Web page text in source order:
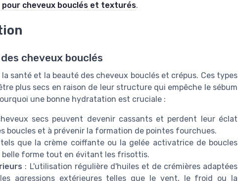
cheveux bouclés et texturés.
cheveux bouclés
santé et la beauté des cheveux bouclés et crépus. Ces types
plus secs en raison de leur structure qui empêche le sébum
une bonne hydratation est cruciale :
secs peuvent devenir cassants et perdent leur éclat
boucles et à prévenir la formation de pointes fourchues.
que la crème coiffante ou la gelée activatrice de boucles
forme tout en évitant les frisottis.
: L'utilisation régulière d'huiles et de crémières adaptées
agressions extérieures telles que le vent, le froid ou la